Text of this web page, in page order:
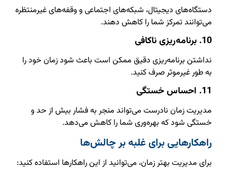
دستگاه‌های دیجیتال، شبکه‌های اجتماعی و وقفه‌های غیرمنتظره
می‌توانند تمرکز شما را کاهش دهند.
10. برنامه‌ریزی ناکافی
نداشتن برنامه‌ریزی دقیق ممکن است باعث شود زمان خود را
به طور غیرموثر صرف کنید.
11. احساس خستگی
مدیریت زمان نادرست می‌تواند منجر به فشار بیش از حد و
خستگی شود که بهره‌وری شما را کاهش می‌دهد.
راهکارهایی برای غلبه بر چالش‌ها
برای مدیریت بهتر زمان، می‌توانید از این راهکارها استفاده کنید: